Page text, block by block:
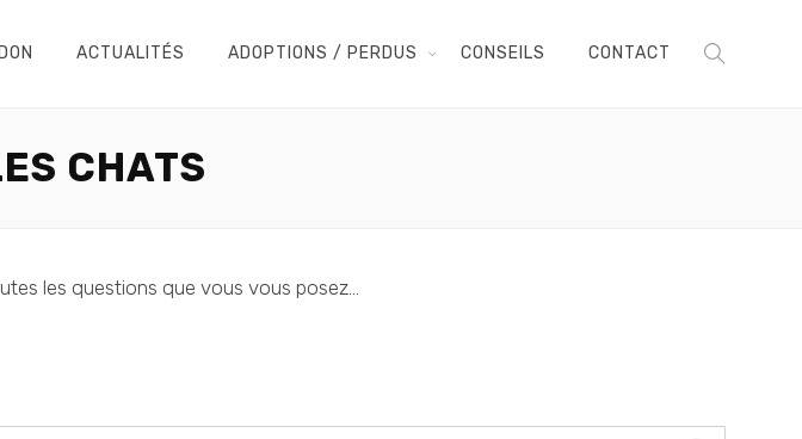
ACTUALITÉS ADOPTIONS / PERDUS CONSEILS CONTACT
CHATS
les questions que vous vous posez…